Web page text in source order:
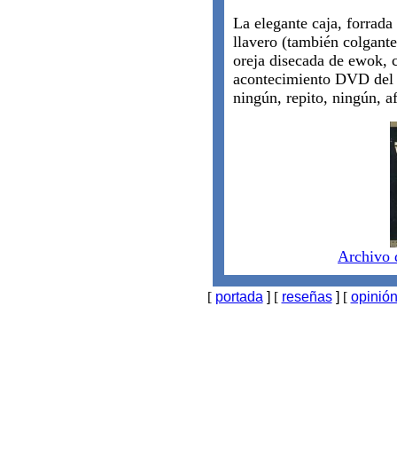
La elegante caja,
llavero (también
oreja disecada de ewok,
acontecimiento DVD del
ningún, repito, ningún,
Archivo
[ portada ] [ reseñas] [ opinión